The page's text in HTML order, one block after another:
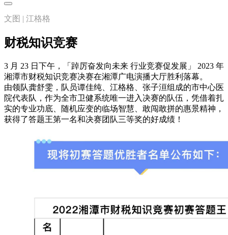
文图 | 江格格
财税知识竞赛
3 月 23 日下午，「踔厉奋发向未来 行业竞赛促发展」 2023 年
湘潭市财税知识竞赛决赛在湘潭广电演播大厅胜利落幕。
由领队龚舒雯，队员谭佳纯、江格格、张子洹组成的市中心医
院代表队，作为全市卫健系统唯一进入决赛的队伍，凭借着扎
实的专业功底、随机应变的临场智慧、敢闯敢拼的惠景精神，
获得了答题王第一名和决赛团队三等奖的好成绩！